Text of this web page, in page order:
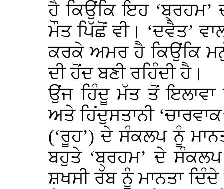
ਹੈ ਕਿਉਂਕਿ ਇਹ ‘ਬ੍ਰਹਮ’
ਮੌਤ ਪਿੱਛੋਂ ਵੀ। ‘ਦਵੈਤ’
ਕਰਕੇ ਅਮਰ ਹੈ ਕਿਉਂਕਿ
ਦੀ ਹੋਂਦ ਬਣੀ ਰਹਿੰਦੀ ਹੈ।
ਉਂਜ ਹਿੰਦੂ ਮੱਤ ਤੋਂ
ਅਤੇ ਹਿਂਦੁਸਤਾਨੀ
(‘ਰੂਹ’) ਦੇ ਸੰਕਲਪ ਨੂੰ
ਬਹੁਤੇ ‘ਬ੍ਰਹਮ’ ਦੇ
ਸ਼ਖਸੀ ਰੱਬ ਨੂੰ ਮਾਨਤਾ